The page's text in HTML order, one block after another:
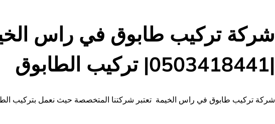
شركة تركيب طابوق في راس
|0503418441| تركيب الطابوق
شركة تركيب طابوق في راس الخيمة تعتبر شركتنا المتخصصة حيث نعمل بتركيب